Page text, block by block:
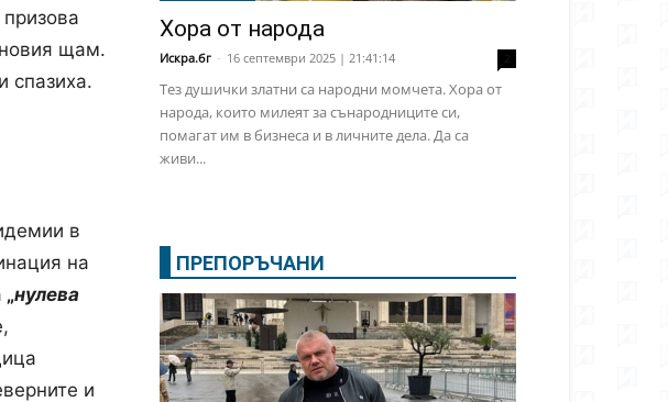
новия щам.
спазиха.
в
на
„нулева
и
Хора от народа
Искра.бг - 16 септември 2025 | 21:41:14
Тез душички златни са народни момчета. Хора от
народа, които милеят за сънародниците си,
помагат им в бизнеса и в личните дела. Да са
живи...
ПРЕПОРЪЧАНИ